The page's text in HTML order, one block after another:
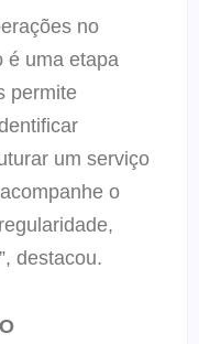
no
é uma etapa
permite
um serviço
o
destacou.